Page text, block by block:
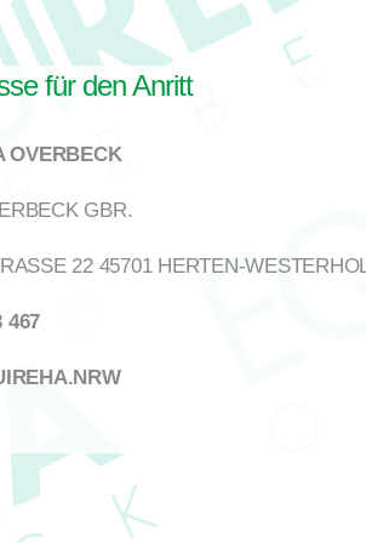
für den Anritt
OVERBECK
GBR.
22 45701 HERTEN-
467